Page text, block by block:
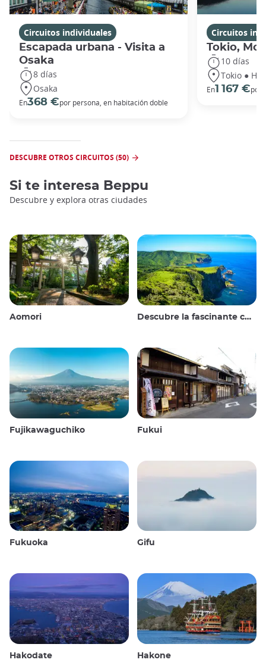
Circuitos individuales
Escapada urbana - Visita a
Osaka
8 días
Osaka
En368 €por persona, en habitación doble
Circuitos
Tokio,
10 días
Tokio ●
En1 167 €por
DESCUBRE OTROS CIRCUITOS (50)
Si te interesa Beppu
Descubre y explora otras ciudades
Aomori Descubre la fascinante cultura y los impresionantes paisajes de las Islas Oki en Japón
Fujikawaguchiko Fukui
Fukuoka Gifu
Hakodate Hakone